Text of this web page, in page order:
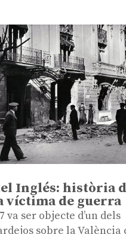
Inglés: història
víctima de guerra
va ser objecte d’un dels
sobre la València